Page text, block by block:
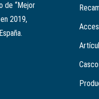
de “Mejor
2019,